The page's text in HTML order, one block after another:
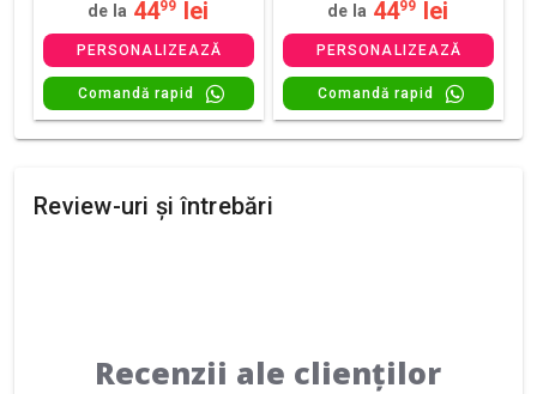
de la 4499 lei
PERSONALIZEAZĂ
Comandă rapid
de la 4499 lei
PERSONALIZEAZĂ
Comandă rapid
Review-uri și întrebări
Recenzii ale clienților